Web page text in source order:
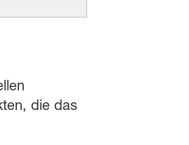
die das